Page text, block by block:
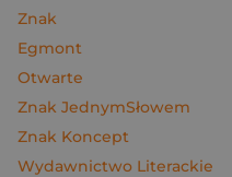
Znak
Egmont
Otwarte
Znak JednymSłowem
Znak Koncept
Wydawnictwo Literackie